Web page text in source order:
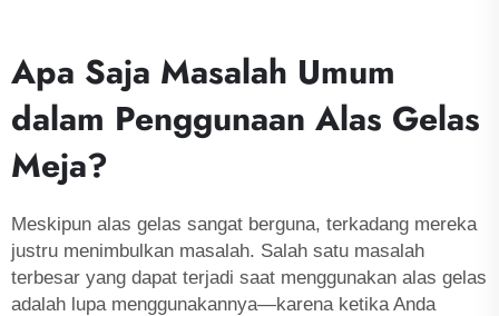
Apa Saja Masalah Umum
dalam Penggunaan Alas Gelas
Meja?
Meskipun alas gelas sangat berguna, terkadang mereka
justru menimbulkan masalah. Salah satu masalah
terbesar yang dapat terjadi saat menggunakan alas gelas
adalah lupa menggunakannya—karena ketika Anda